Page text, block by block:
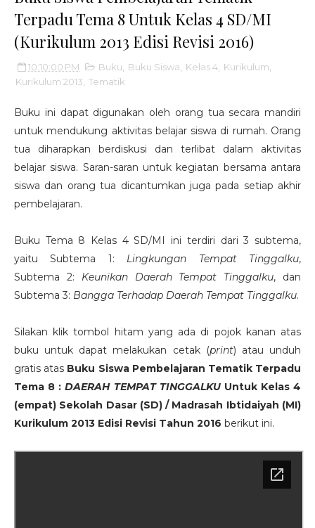
Terpadu Tema 8 Untuk Kelas 4 SD/MI
(Kurikulum 2013 Edisi Revisi 2016)
10:10:00 PM Buku Buku Siswa Kelas 4 Kurikulum
Kurikulum 2013 Tematik
Buku ini dapat digunakan oleh orang tua secara mandiri
untuk mendukung aktivitas belajar siswa di rumah. Orang
tua diharapkan berdiskusi dan terlibat dalam aktivitas
belajar siswa. Saran-saran untuk kegiatan bersama antara
siswa dan orang tua dicantumkan juga pada setiap akhir
pembelajaran.
Buku Tema 8 Kelas 4 SD/MI ini terdiri dari 3 subtema,
yaitu Subtema 1: Lingkungan Tempat Tinggalku,
Subtema 2: Keunikan Daerah Tempat Tinggalku, dan
Subtema 3: Bangga Terhadap Daerah Tempat Tinggalku.
Silakan klik tombol hitam yang ada di pojok kanan atas
buku untuk dapat melakukan cetak (print) atau unduh
gratis atas Buku Siswa Pembelajaran Tematik Terpadu
Tema 8 :DAERAH TEMPAT TINGGALKUUntuk Kelas 4
(empat) Sekolah Dasar (SD) / Madrasah Ibtidaiyah (MI)
Kurikulum 2013 Edisi Revisi Tahun 2016 berikut ini.